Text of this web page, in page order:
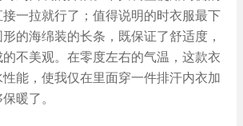
一拉就行了；值得说明的时衣服最下
的海绵装的长条，既保证了舒适度，
不美观。在零度左右的气温，这款衣
能，使我仅在里面穿一件排汗内衣加
暖了。